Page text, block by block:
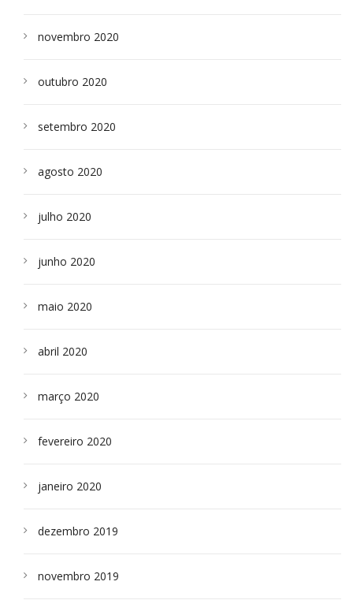
novembro 2020
outubro 2020
setembro 2020
agosto 2020
julho 2020
junho 2020
maio 2020
abril 2020
março 2020
fevereiro 2020
janeiro 2020
dezembro 2019
novembro 2019